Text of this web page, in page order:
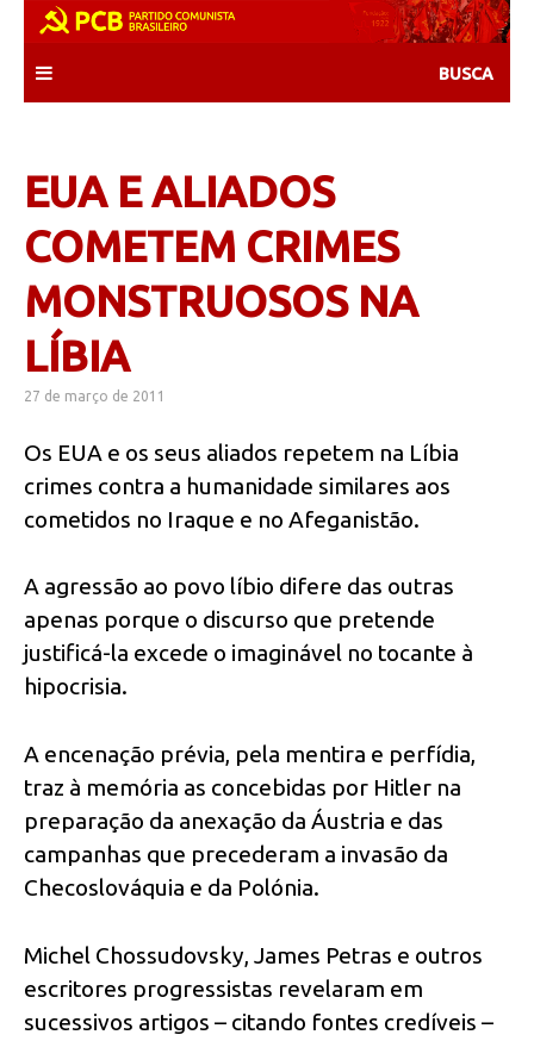
content
EUA E ALIADOS
COMETEM CRIMES
MONSTRUOSOS NA
LÍBIA
27 de março de 2011
Os EUA e os seus aliados repetem na Líbia
crimes contra a humanidade similares aos
cometidos no Iraque e no Afeganistão.
A agressão ao povo líbio difere das outras
apenas porque o discurso que pretende
justificá-la excede o imaginável no tocante à
hipocrisia.
A encenação prévia, pela mentira e perfídia,
traz à memória as concebidas por Hitler na
preparação da anexação da Áustria e das
campanhas que precederam a invasão da
Checoslováquia e da Polónia.
Michel Chossudovsky, James Petras e outros
escritores progressistas revelaram em
sucessivos artigos – citando fontes credíveis –